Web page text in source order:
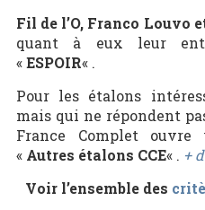
Fil de l’O, Franco Louvo
quant à eux leur
«ESPOIR« .
Pour les étalons
mais qui ne répondent
France Complet ouvre
« Autres étalons CCE« . +
Voir l’ensemble des